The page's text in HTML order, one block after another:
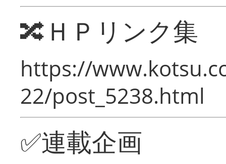
🔀ＨＰリンク集
https://
22/post_5238.html
✅連載企画